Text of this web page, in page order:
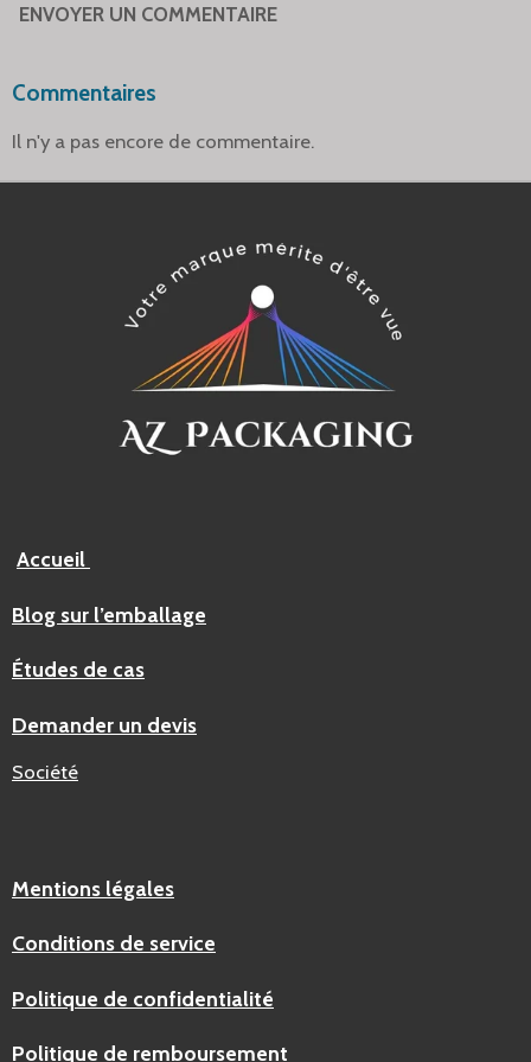
ENVOYER UN COMMENTAIRE
Commentaires
Il n'y a pas encore de commentaire.
Accueil
Blog sur l’emballage
Études de cas
Demander un devis
Société
Mentions légales
Conditions de service
Politique de confidentialité
Politique de remboursement